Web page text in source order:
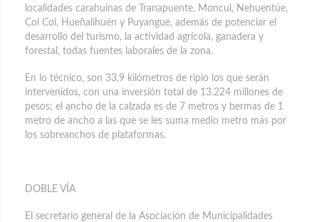
localidades carahuinas de Tranapuente, Moncul, Nehuentúe,
Coi Coi, Hueñalihuén y Puyangue, además de potenciar el
desarrollo del turismo, la actividad agrícola, ganadera y
forestal, todas fuentes laborales de la zona.
En lo técnico, son 33,9 kilómetros de ripio los que serán
intervenidos, con una inversión total de 13.224 millones de
pesos; el ancho de la calzada es de 7 metros y bermas de 1
metro de ancho a las que se les suma medio metro más por
los sobreanchos de plataformas.
DOBLE VÍA
El secretario general de la Asociación de Municipalidades